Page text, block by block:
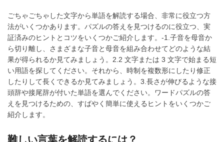
ごちゃごちゃした文字から単語を解読する場合、非常に役立つ方
法がいくつかあります。パズルの答えを見つけるのに役立つ、実
証済みのヒントとコツをいくつかご紹介します。-1.子音を母音か
ら切り離し、さまざまな子音と母音を組み合わせてどのような結
果が得られるか見てみましょう。2.2 文字または 3 文字で始まる短
い用語を探してください。それから、時制を複数形にしたり修正
したりして長くできるか見てみましょう。3.長さが伸びるような接
頭辞や接尾辞が付いた単語を選んでください。ワードパズルの答
えを見つけるための、すばやく簡単に使えるヒントをいくつかご
紹介します。
難しい言葉を解読するには？